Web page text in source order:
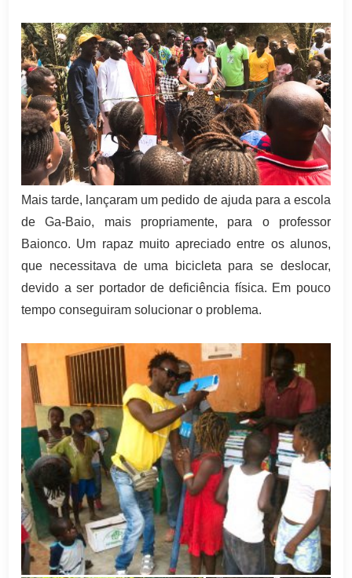
Mais tarde, lançaram um pedido de ajuda para a escola
de Ga-Baio, mais propriamente, para o professor
Baionco. Um rapaz muito apreciado entre os alunos,
que necessitava de uma bicicleta para se deslocar,
devido a ser portador de deficiência física. Em pouco
tempo conseguiram solucionar o problema.